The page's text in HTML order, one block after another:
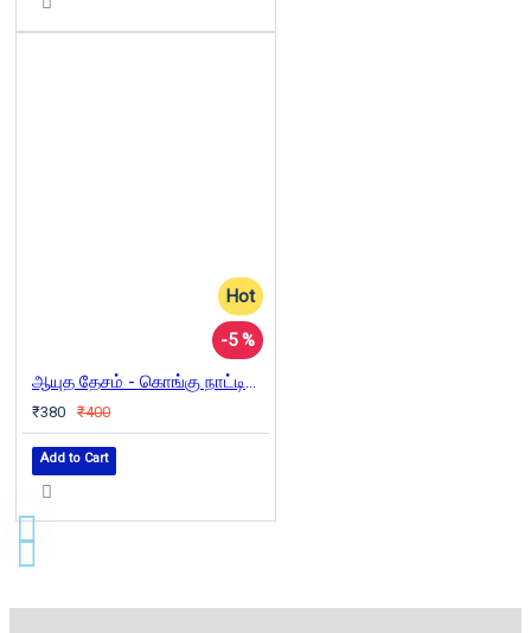
Hot
-5 %
ஆயுத தேசம் - கொங்கு நாட்டின் தொழில்நுட்ப வரலாறு
₹380 ₹400
Add to Cart